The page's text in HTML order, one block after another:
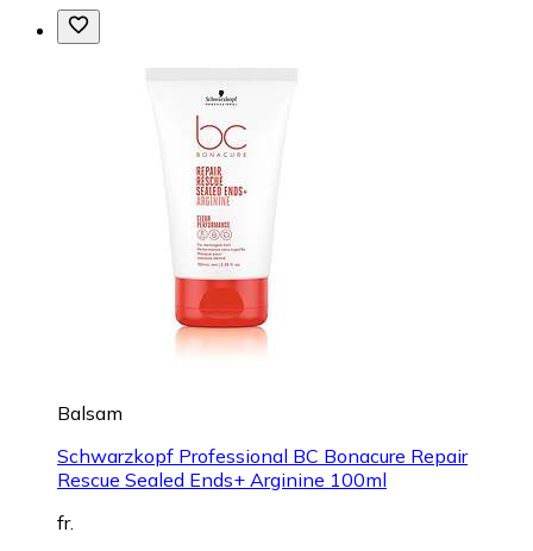
Balsam
Schwarzkopf Professional BC Bonacure Repair
Rescue Sealed Ends+ Arginine 100ml
fr.